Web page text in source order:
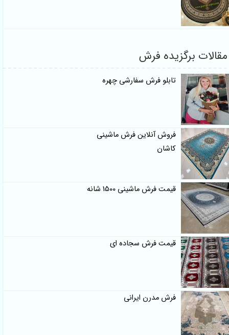
برگزیده فرش
تابلو فرش سفارشی چهره
فروش آنلاین فرش ماشینی
کاشان
قیمت فرش ماشینی 1500 شانه
قیمت فرش سجاده ای
فرش مدرن ایرانی